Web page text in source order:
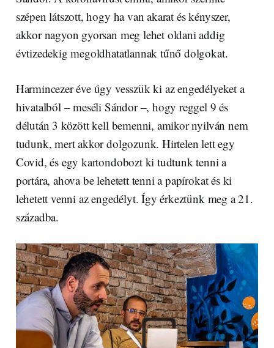
szépen látszott, hogy ha van akarat és kényszer,
akkor nagyon gyorsan meg lehet oldani addig
évtizedekig megoldhatatlannak tűnő dolgokat.
Harmincezer éve úgy vesszük ki az engedélyeket a
hivatalból – meséli Sándor –, hogy reggel 9 és
délután 3 között kell bemenni, amikor nyilván nem
tudunk, mert akkor dolgozunk. Hirtelen lett egy
Covid, és egy kartondobozt ki tudtunk tenni a
portára, ahova be lehetett tenni a papírokat és ki
lehetett venni az engedélyt. Így érkeztünk meg a 21.
századba.